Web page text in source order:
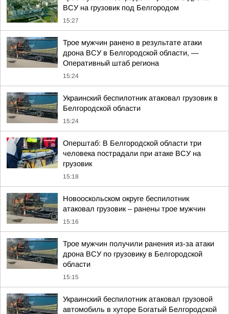
ВСУ на грузовик под Белгородом
15:27
Трое мужчин ранено в результате атаки
дрона ВСУ в Белгородской области, —
Оперативный штаб региона
15:24
Украинский беспилотник атаковал грузовик в
Белгородской области
15:24
Оперштаб: В Белгородской области три
человека пострадали при атаке ВСУ на
грузовик
15:18
Новооскольском округе беспилотник
атаковал грузовик – ранены трое мужчин
15:16
Трое мужчин получили ранения из-за атаки
дрона ВСУ по грузовику в Белгородской
области
15:15
Украинский беспилотник атаковал грузовой
автомобиль в хуторе Богатый Белгородской